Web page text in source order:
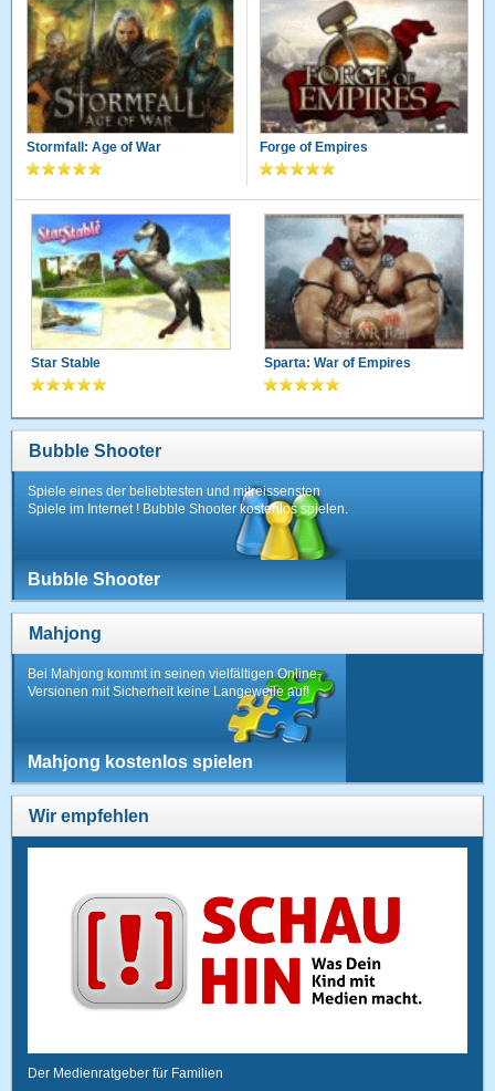
Stormfall: Age of War Forge of Empires
Star Stable Sparta: War of Empires
Bubble Shooter
Spiele eines der beliebtesten und mitreissensten
Spiele im Internet ! Bubble Shooter kostenlos spielen.
Bubble Shooter
Mahjong
Bei Mahjong kommt in seinen vielfältigen Online-
Versionen mit Sicherheit keine Langeweile auf!
Mahjong kostenlos spielen
Wir empfehlen
Der Medienratgeber für Familien